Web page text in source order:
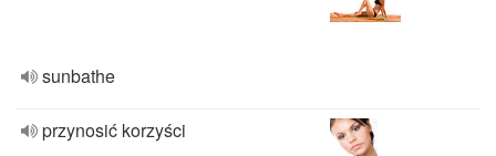
sunbathe
przynosić korzyści